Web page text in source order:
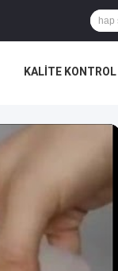
KALITE KONTROL